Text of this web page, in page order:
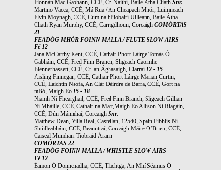
Fionnán Mac Gabhann, CCÉ, Cr. Naithí, Baile Átha Cliath Snr.
Martino Vacca, CCÉ, Má Rua / An Cheapach Mhór, Luimneach
Elvin Moynagh, CCÉ, Cum.na bPiobairí Uilleann, Baile Átha
Cliath Ryan Murphy, CCÉ, Carrigdhoun, Corcaigh COMÓRTAS
21
FEADÓG MHÓR FOINN MALLA / FLUTE SLOW AIRS
Fé 12
Jana McCarthy Kent, CCÉ, Cathair Phort Láirge Tomás Ó
Gabháin, CCÉ, Fred Finn Branch, Sligeach Caoimhe
Blennerhassett, CCÉ, Cr. an Ághasaigh, Ciarraí 12 - 15
Aisling Finnegan, CCÉ, Cathair Phort Láirge Marian Curtin,
CCÉ, Laichtín Naofa, An Clár Déirdre de Barra, CCÉ, Gort na
mBó, Maigh Eo 15 - 18
Niamh Ní Fhearghail, CCÉ, Fred Finn Branch, Sligeach Gillian
Ní Mháille, CCÉ, Cathair na Mart,Maigh Eo Allison Ní Riagáin,
CCÉ, Dún Mánmhaí, Corcaigh Snr.
Matthew Dean, Villa Real, Castellan, 12540, Spain Eibhlís Ní
Shúilleabháin, CCÉ, Beanntraí, Corcaigh Máire O’Brien, CCÉ,
Caiseal Mumhan, Tiobraid Árann
COMÓRTAS 22
FEADÓG FOINN MALLA / WHISTLE SLOW AIRS
Fé 12
Éamon Ó Donnchadha, CCÉ, Tlachtga, An Mhí Séamus Ó